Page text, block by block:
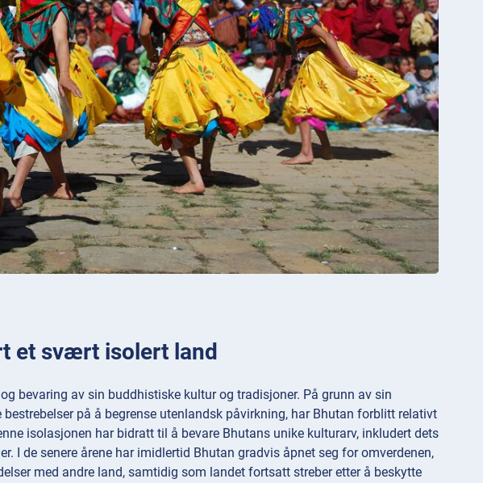
et svært isolert land
bevaring av sin buddhistiske kultur og tradisjoner. På grunn av sin
på å begrense utenlandsk påvirkning, har Bhutan forblitt relativt
isolasjonen har bidratt til å bevare Bhutans unike kulturarv, inkludert dets
I de senere årene har imidlertid Bhutan gradvis åpnet seg for omverdenen,
med andre land, samtidig som landet fortsatt streber etter å beskytte